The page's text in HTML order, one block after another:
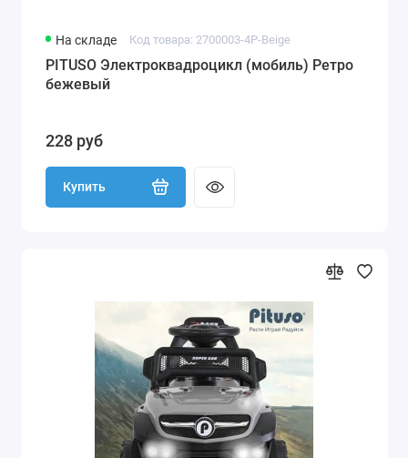
На складе Код товара: 2700003-4P-Beige
PITUSO Электроквадроцикл (мобиль) Ретро
бежевый
228 руб
Купить